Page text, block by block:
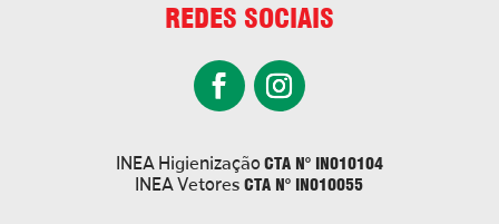
REDES SOCIAIS
INEA Higienização CTA N° IN010104
INEA VetoresCTA N° IN010055